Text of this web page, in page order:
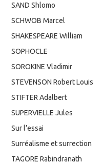
SAND Shlomo
SCHWOB Marcel
SHAKESPEARE William
SOPHOCLE
SOROKINE Vladimir
STEVENSON Robert Louis
STIFTER Adalbert
SUPERVIELLE Jules
Sur l’essai
Surréalisme et surrection
TAGORE Rabindranath